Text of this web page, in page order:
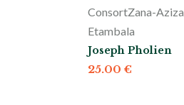
ConsortZana-Aziza
Etambala
Joseph Pholien
25.00€